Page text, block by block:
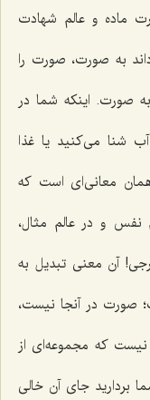
ماده و عالم شهادت
به صورت، صورت را
صورت. اینکه شما در
شنا می‌کنید یا غذا
همان معانى‌ای است که
و در عالم مثال،
آن معنى تبدیل به
صورت در آنجا نیست،
که مجموعه‌اى از
بردارید جاى آن خالى